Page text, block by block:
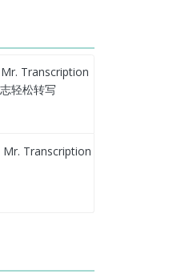
Transcription
轻松转写
Mr. Transcription